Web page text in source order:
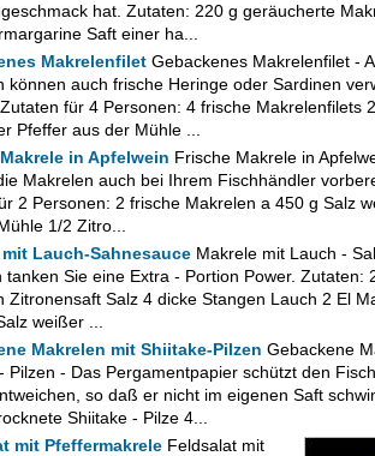
hat. Zutaten: 220 g geräucherte
Saft einer ha...
Makrelenfilet Gebackenes Makrelenfilet -
können auch frische Heringe oder Sardinen
für 4 Personen: 4 frische Makrelenfilets
Pfeffer aus der Mühle ...
in Apfelwein Frische Makrele in
Makrelen auch bei Ihrem Fischhändler
2 Personen: 2 frische Makrelen a 450 g Salz
1/2 Zitro...
mit Lauch-Sahnesauce Makrele mit Lauch -
tanken Sie eine Extra - Portion Power. Zutaten:
Zitronensaft Salz 4 dicke Stangen Lauch 2 El
weißer ...
Makrelen mit Shiitake-Pilzen Gebackene
Pilzen - Das Pergamentpapier schützt den
so daß er nicht im eigenen Saft
Shiitake - Pilze 4...
mit Pfeffermakrele Feldsalat mit